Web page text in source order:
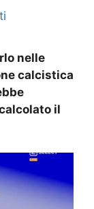
nelle
calcistica
il